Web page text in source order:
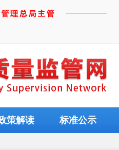
策解读 标准公示